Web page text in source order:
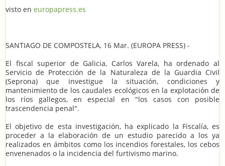
visto en europapress.es
SANTIAGO DE COMPOSTELA, 16 Mar. (EUROPA PRESS) -
El fiscal superior de Galicia, Carlos Varela, ha ordenado al
Servicio de Protección de la Naturaleza de la Guardia Civil
(Seprona) que investigue la situación, condiciones y
mantenimiento de los caudales ecológicos en la explotación de
los ríos gallegos, en especial en "los casos con posible
trascendencia penal".
El objetivo de esta investigación, ha explicado la Fiscalía, es
proceder a la elaboración de un estudio parecido a los ya
realizados en ámbitos como los incendios forestales, los cebos
envenenados o la incidencia del furtivismo marino.